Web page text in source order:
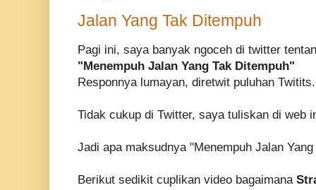
Jalan Yang Tak Ditempuh
Pagi ini, saya banyak ngoceh di twitter
"Menempuh Jalan Yang Tak Ditempuh"
Responnya lumayan, diretwit puluhan Twitits.
Tidak cukup di Twitter, saya tuliskan di web
Jadi apa maksudnya "Menempuh Jalan
Berikut sedikit cuplikan video bagaimana